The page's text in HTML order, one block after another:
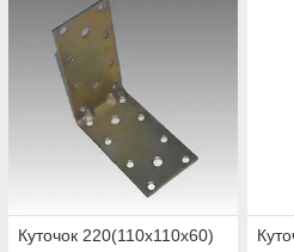
Куточок 220(110х110х60)